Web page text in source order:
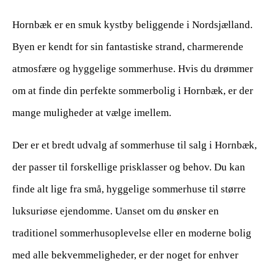
Hornbæk er en smuk kystby beliggende i Nordsjælland.
Byen er kendt for sin fantastiske strand, charmerende
atmosfære og hyggelige sommerhuse. Hvis du drømmer
om at finde din perfekte sommerbolig i Hornbæk, er der
mange muligheder at vælge imellem.
Der er et bredt udvalg af sommerhuse til salg i Hornbæk,
der passer til forskellige prisklasser og behov. Du kan
finde alt lige fra små, hyggelige sommerhuse til større
luksuriøse ejendomme. Uanset om du ønsker en
traditionel sommerhusoplevelse eller en moderne bolig
med alle bekvemmeligheder, er der noget for enhver